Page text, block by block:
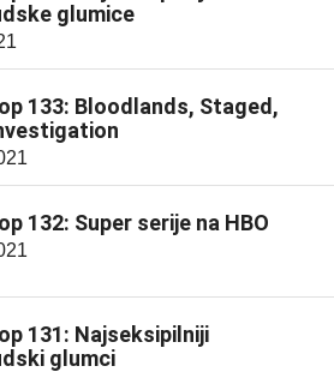
glumice
133: Bloodlands, Staged,
132: Super serije na HBO
131: Najseksipilniji
glumci